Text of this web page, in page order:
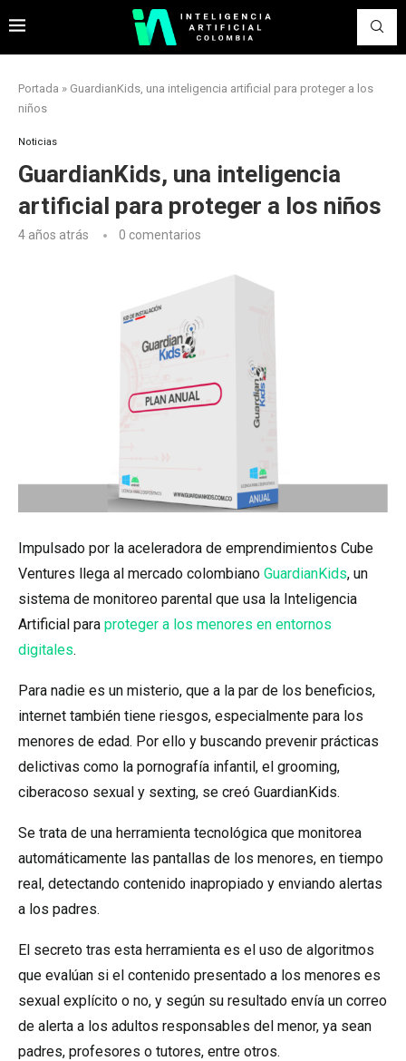
Portada » GuardianKids, una inteligencia artificial para proteger a los
niños
Noticias
GuardianKids, una inteligencia
artificial para proteger a los niños
4 años atrás 0 comentarios
Impulsado por la aceleradora de emprendimientos Cube
Ventures llega al mercado colombiano GuardianKids, un
sistema de monitoreo parental que usa la Inteligencia
Artificial para proteger a los menores en entornos
digitales.
Para nadie es un misterio, que a la par de los beneficios,
internet también tiene riesgos, especialmente para los
menores de edad. Por ello y buscando prevenir prácticas
delictivas como la pornografía infantil, el grooming,
ciberacoso sexual y sexting, se creó GuardianKids.
Se trata de una herramienta tecnológica que monitorea
automáticamente las pantallas de los menores, en tiempo
real, detectando contenido inapropiado y enviando alertas
a los padres.
El secreto tras esta herramienta es el uso de algoritmos
que evalúan si el contenido presentado a los menores es
sexual explícito o no, y según su resultado envía un correo
de alerta a los adultos responsables del menor, ya sean
padres, profesores o tutores, entre otros.